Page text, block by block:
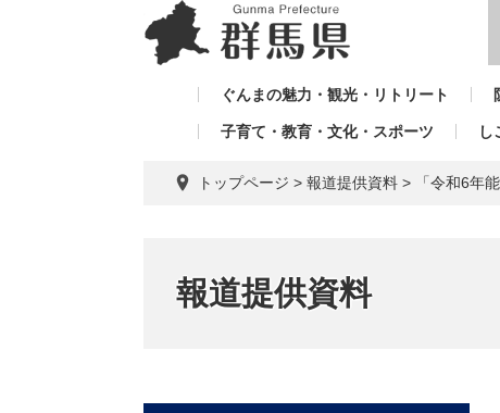
ぐんまの魅力・観光・リトリート
子育て・教育・文化・スポーツ し
トップページ > 報道提供資料 > 「令和6年
報道提供資料